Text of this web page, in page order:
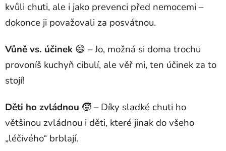
kvůli chuti, ale i jako prevenci před nemocemi –
dokonce ji považovali za posvátnou.
Vůně vs. účinek 😄 – Jo, možná si doma trochu
provoníš kuchyň cibulí, ale věř mi, ten účinek za to
stojí!
Děti ho zvládnou 🧒 – Díky sladké chuti ho
většinou zvládnou i děti, které jinak do všeho
„léčivého“ brblají.